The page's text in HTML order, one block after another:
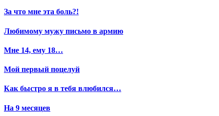
За что мне эта боль?!
Любимому мужу письмо в армию
Мне 14, ему 18…
Мой первый поцелуй
Как быстро я в тебя влюбился…
На 9 месяцев